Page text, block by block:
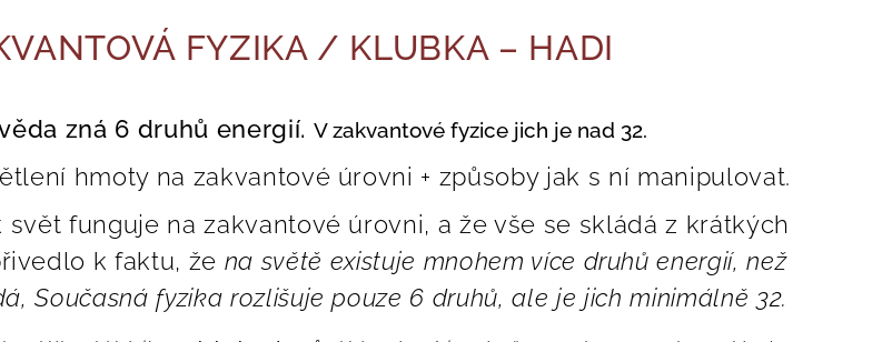
FYZIKA / KLUBKA – HADI
zná 6 druhů energií. V zakvantové fyzice jich je nad 32.
hmoty na zakvantové úrovni + způsoby jak s ní manipulovat.
svět funguje na zakvantové úrovni, a že vše se skládá z krátkých
k faktu, že na světě existuje mnohem více druhů energií, než
Současná fyzika rozlišuje pouze 6 druhů, ale je jich minimálně 32.